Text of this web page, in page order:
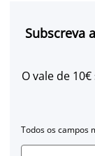
Subscreva
O vale de
Todos os campos